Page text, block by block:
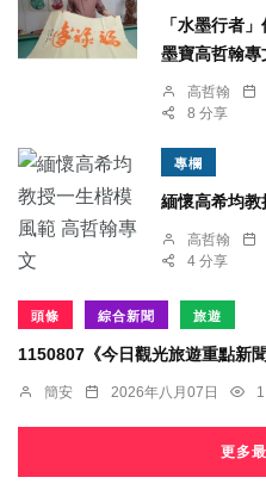
「水墨行者
墨寶高哲翰專
高哲翰
8 分享
專欄
緬懷高希均
高哲翰
4 分享
頭條 綜合新聞 旅遊
1150807《今日觀光旅遊重點新聞
簡安 2026年八月07日
更多